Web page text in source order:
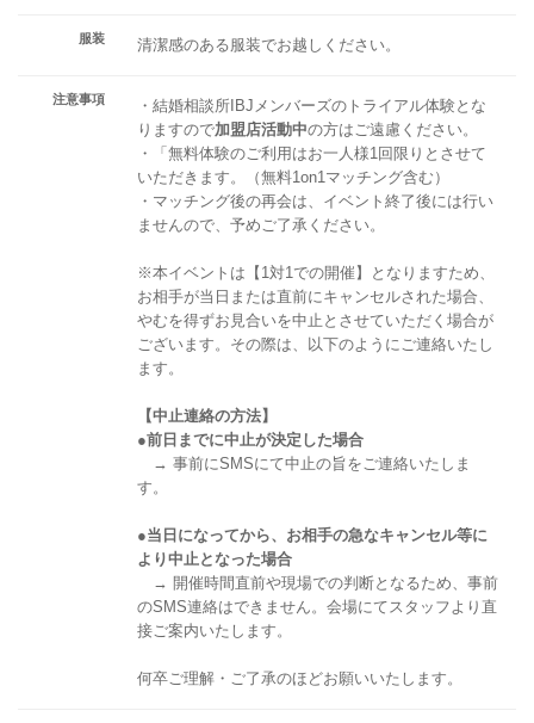
服装 清潔感のある服装でお越しください。
注意事項
・結婚相談所IBJメンバーズのトライアル体験とな
りますので加盟店活動中の方はご遠慮ください。
・「無料体験のご利用はお一人様1回限りとさせて
いただきます。（無料1on1マッチング含む）
・マッチング後の再会は、イベント終了後には行い
ませんので、予めご了承ください。
※本イベントは【1対1での開催】となりますため、
お相手が当日または直前にキャンセルされた場合、
やむを得ずお見合いを中止とさせていただく場合が
ございます。その際は、以下のようにご連絡いたし
ます。
【中止連絡の方法】
●前日までに中止が決定した場合
→ 事前にSMSにて中止の旨をご連絡いたしま
す。
●当日になってから、お相手の急なキャンセル等に
より中止となった場合
→ 開催時間直前や現場での判断となるため、事前
のSMS連絡はできません。会場にてスタッフより直
接ご案内いたします。
何卒ご理解・ご了承のほどお願いいたします。